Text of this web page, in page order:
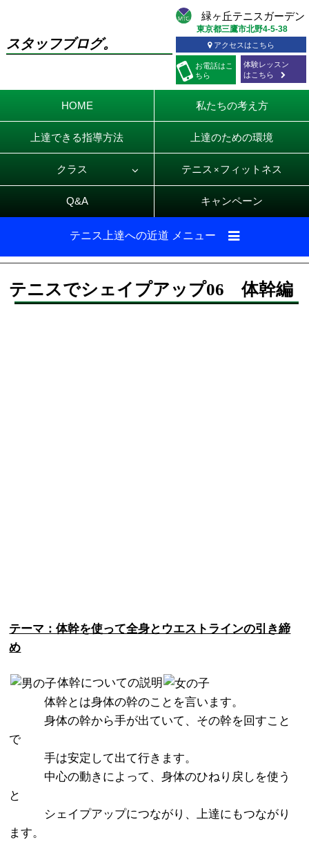
スタッフブログ。
お電話はこ
ちら
東京都三鷹市北野4-5-38
アクセスはこちら
体験レッスン
はこちら
HOME 私たちの考え方
上達できる指導方法 上達のための環境
クラス テニス × フィットネス
Q&A キャンペーン
テニス上達への近道 メニュー
テニスでシェイプアップ06 体幹編
テーマ：体幹を使って全身とウエストラインの引き締
め
体幹についての説明
体幹とは身体の幹のことを言います。
身体の幹から手が出ていて、その幹を回すこと
で
手は安定して出て行きます。
中心の動きによって、身体のひねり戻しを使う
と
シェイプアップにつながり、上達にもつながり
ます。